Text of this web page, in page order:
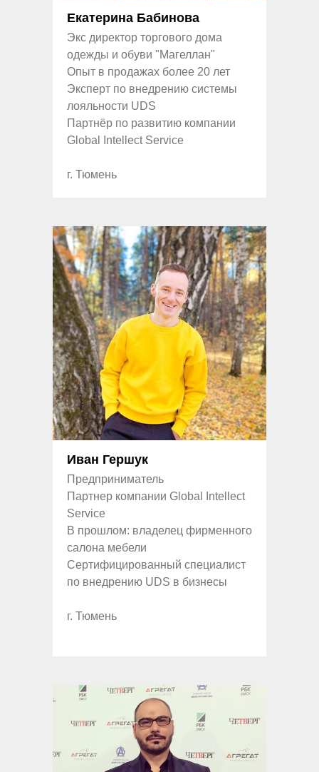
Екатерина Бабинова
Экс директор торгового дома
одежды и обуви "Магеллан"
Опыт в продажах более 20 лет
Эксперт по внедрению системы
лояльности UDS
Партнёр по развитию компании
Global Intellect Service
г. Тюмень
Иван Гершук
Предприниматель
Партнер компании Global Intellect
Service
В прошлом: владелец фирменного
салона мебели
Сертифицированный специалист
по внедрению UDS в бизнесы
г. Тюмень